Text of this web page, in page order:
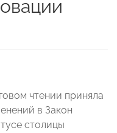
чтении приняла
в Закон
столицы